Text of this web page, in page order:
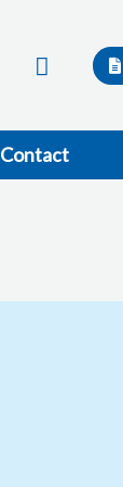
Search
Contact